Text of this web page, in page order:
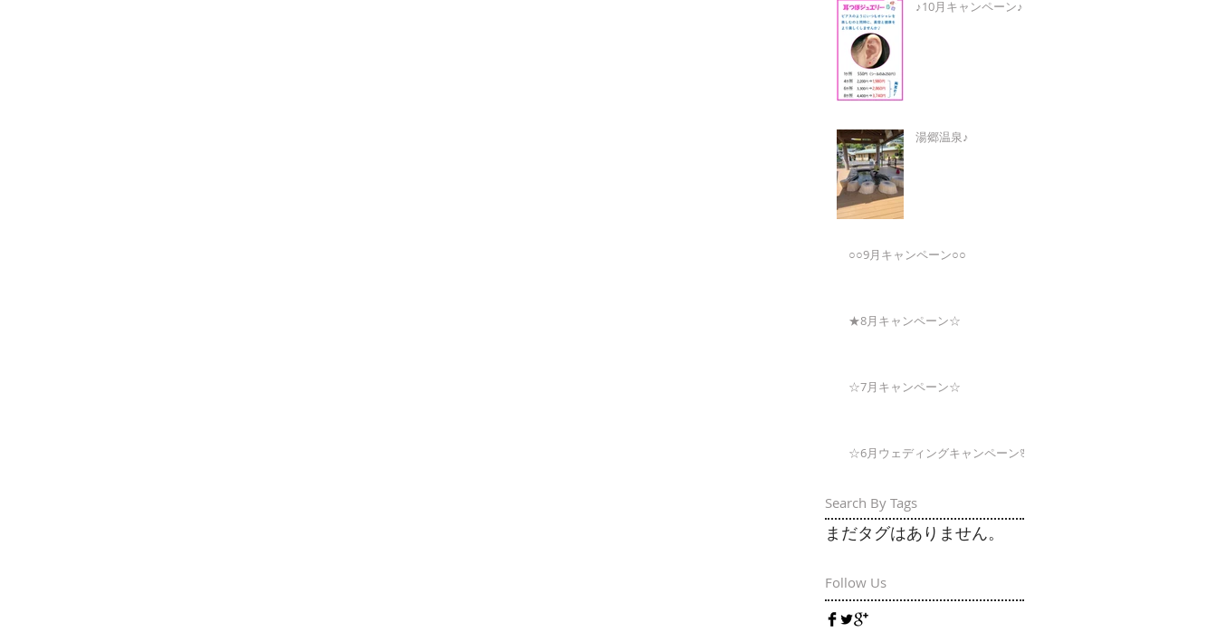
Search By Tags
♪10月キャンペーン♪
湯郷温泉♪
○○9月キャンペーン○○
★8月キャンペーン☆
☆7月キャンペーン☆
☆6月ウェディングキャンペーン🌸
まだタグはありません。
Follow Us